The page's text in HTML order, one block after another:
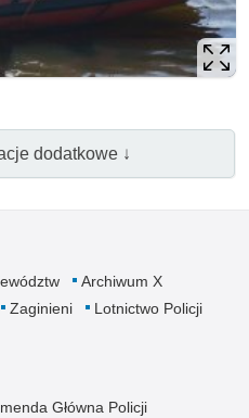
dodatkowe ↓
Archiwum X
Zaginieni
Lotnictwo Policji
Główna Policji